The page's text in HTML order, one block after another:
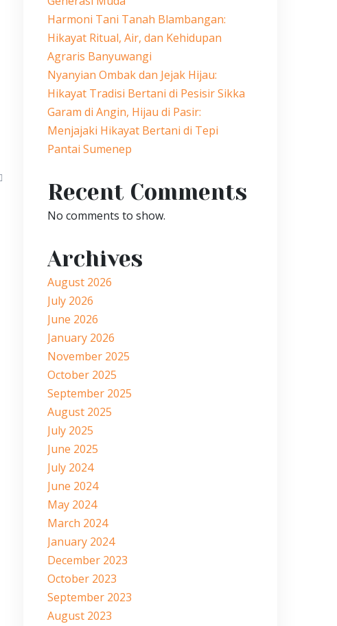
Harmoni Tani Tanah Blambangan:
Hikayat Ritual, Air, dan Kehidupan
Agraris Banyuwangi
Nyanyian Ombak dan Jejak Hijau:
Hikayat Tradisi Bertani di Pesisir Sikka
Garam di Angin, Hijau di Pasir:
Menjajaki Hikayat Bertani di Tepi
Pantai Sumenep
Recent Comments
No comments to show.
Archives
August 2026
July 2026
June 2026
January 2026
November 2025
October 2025
September 2025
August 2025
July 2025
June 2025
July 2024
June 2024
May 2024
March 2024
January 2024
December 2023
October 2023
September 2023
August 2023